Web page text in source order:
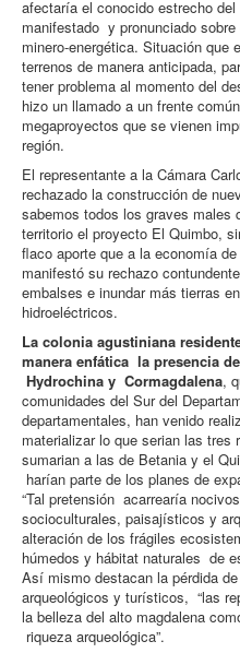
afectaría el conocido estrecho
manifestado y pronunciado
minero-energética. Situación que
terrenos de manera anticipada,
tener problema al momento del
hizo un llamado a un frente
megaproyectos que se vienen
región.
El representante a la Cámara
rechazado la construcción de
sabemos todos los graves males
territorio el proyecto El Quimbo,
flaco aporte que a la economía
manifestó su rechazo
embalses e inundar más tierras
hidroeléctricos.
La colonia agustiniana
manera enfática la presencia
Hydrochina y Cormagdalena,
comunidades del Sur del
departamentales, han venido
materializar lo que serian las tres
sumarian a las de Betania y el
harían parte de los planes de
“Tal pretensión acarrearía
socioculturales, paisajísticos y
alteración de los frágiles
húmedos y hábitat naturales de
Así mismo destacan la pérdida
arqueológicos y turísticos, “las
la belleza del alto magdalena
riqueza arqueológica”.